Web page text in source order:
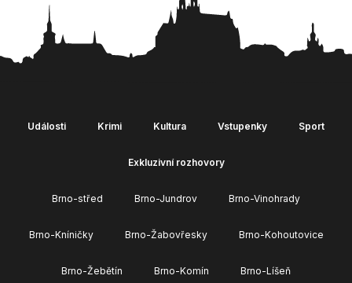
Události Krimi Kultura Vstupenky Sport
Exkluzivní rozhovory
Brno-střed Brno-Jundrov Brno-Vinohrady
Brno-Kníničky Brno-Žabovřesky Brno-Kohoutovice
Brno-Žebětín Brno-Komín Brno-Líšeň